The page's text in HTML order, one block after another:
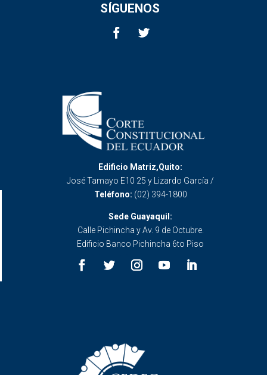
SÍGUENOS
Edificio Matriz,Quito:
José Tamayo E10 25 y Lizardo García /
Teléfono: (02) 394-1800
Sede Guayaquil:
Calle Pichincha y Av. 9 de Octubre.
Edificio Banco Pichincha 6to Piso